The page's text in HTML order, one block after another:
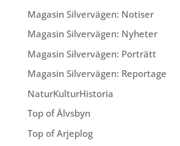
Magasin Silvervägen: Notiser
Magasin Silvervägen: Nyheter
Magasin Silvervägen: Porträtt
Magasin Silvervägen: Reportage
NaturKulturHistoria
Top of Älvsbyn
Top of Arjeplog